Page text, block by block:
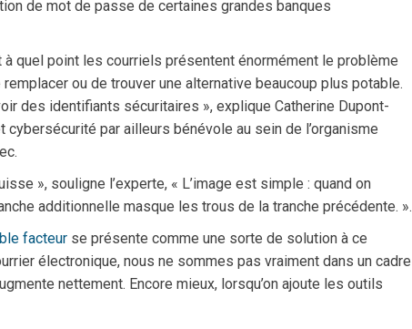
de mot de passe de certaines grandes banques
quel point les courriels présentent énormément le problème
ou de trouver une alternative beaucoup plus potable.
des identifiants sécuritaires », explique Catherine Dupont-
par ailleurs bénévole au sein de l’organisme
», souligne l’experte, « L’image est simple : quand on
additionnelle masque les trous de la tranche précédente. ».
facteur se présente comme une sorte de solution à ce
électronique, nous ne sommes pas vraiment dans un cadre
nettement. Encore mieux, lorsqu’on ajoute les outils